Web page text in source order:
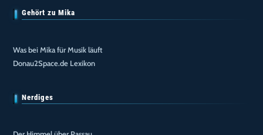
Gehört zu Mika
Was bei Mika für Musik läuft
Donau2Space.de Lexikon
Nerdiges